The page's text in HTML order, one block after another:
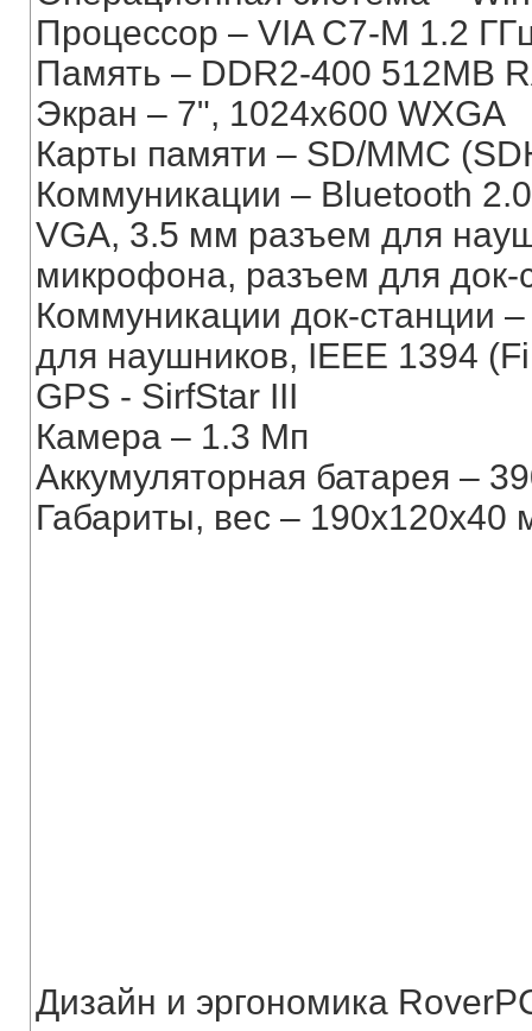
Процессор – VIA C7-M 1.2
Память – DDR2-400 512MB
Экран – 7", 1024x600 WXGA
Карты памяти – SD/MMC
Коммуникации – Bluetooth
VGA, 3.5 мм разъем для
микрофона, разъем для док-
Коммуникации док-станции
для наушников, IEEE 1394
GPS - SirfStar III
Камера – 1.3 Мп
Аккумуляторная батарея –
Габариты, вес – 190x120x40
Дизайн и эргономика